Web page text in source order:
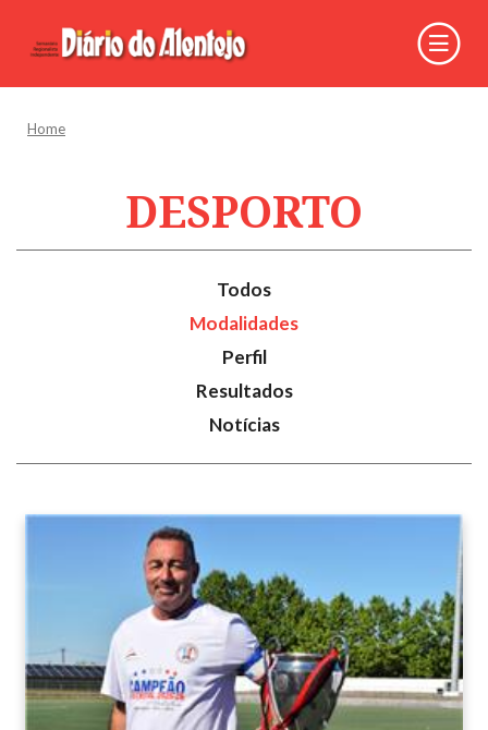
Home
DESPORTO
Todos
Modalidades
Perfil
Resultados
Notícias